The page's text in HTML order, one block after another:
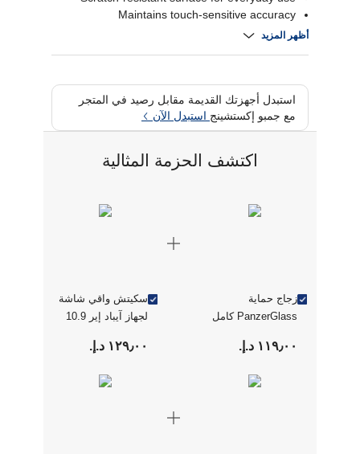
Maintains touch-sensitive accuracy
Easy, bubble-free installation for a flawless,
أظهر المزيد
استبدل أجهزتك القديمة مقابل رصيد في المتجر
مع جمبو إكستشينج استبدل الآن
اكتشف الحزمة المثالية
زجاج حماية
PanzerGlass كامل
Air 11 بوصة M2
الجيل العاشر، شفاف.
١١٩٫٠٠ د.إ.‏
سكيتش واقي شاشة
لجهاز آيباد إير 10.9
١٢٩٫٠٠ د.إ.‏